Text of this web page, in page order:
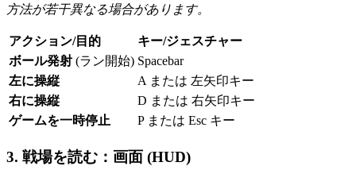
方法が若干異なる場合があります。
アクション/目的
キー/ジェスチャー
ボール発射 (ラン開始) Spacebar
左に操縦
A または 左矢印キー
右に操縦
D または 右矢印キー
ゲームを一時停止
P または Esc キー
3. 戦場を読む：画面 (HUD)